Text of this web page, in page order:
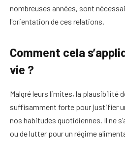
nombreuses années, sont
l'orientation de ces relations.
Comment cela
vie ?
Malgré leurs limites, la plausibilité
suffisamment forte pour justifier
nos habitudes quotidiennes. Il ne
ou de lutter pour un régime